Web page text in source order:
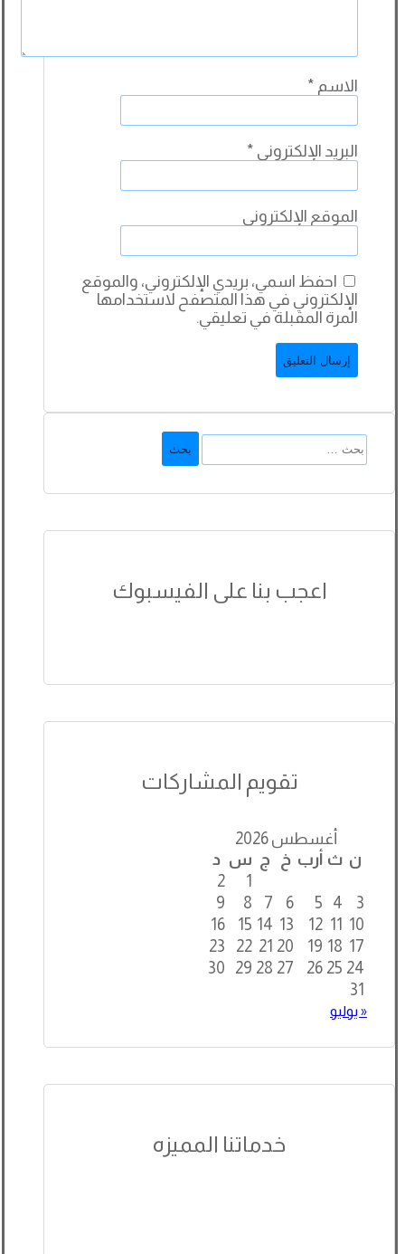
الاسم *
البريد الإلكتروني *
الموقع الإلكتروني
احفظ اسمي، بريدي الإلكتروني، والموقع
الإلكتروني في هذا المتصفح لاستخدامها
المرة المقبلة في تعليقي.
البحث
عن:
اعجب بنا على الفيسبوك
تقويم المشاركات
أغسطس 2026
ن ث أرب خ ج س د
1
2
3
4
5
6
7
8
9
10
11
12
13
14
15
16
17
18
19
20
21
22
23
24
25
26
27
28
29
30
31
« يوليو
خدماتنا المميزه